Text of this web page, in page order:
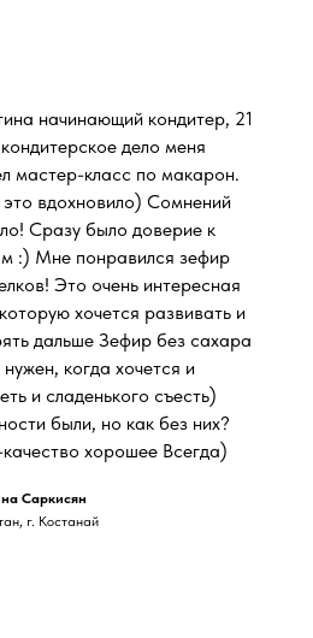
начинающий кондитер, 21
дело меня
мастер-класс по макарон.
вдохновило) Сомнений
Сразу было доверие к
:) Мне понравился зефир
Это очень интересная
хочется развивать и
дальше Зефир без сахара
нужен, когда хочется и
и сладенького съесть)
были, но как без них?
хорошее Всегда)
Саркисян
г. Костанай